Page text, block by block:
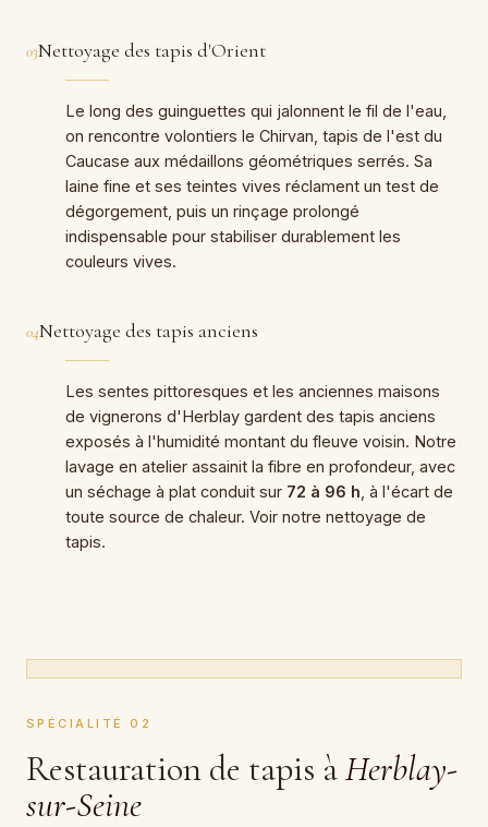
03Nettoyage des tapis d'Orient
Le long des guinguettes qui jalonnent le fil de l'eau,
on rencontre volontiers le Chirvan, tapis de l'est du
Caucase aux médaillons géométriques serrés. Sa
laine fine et ses teintes vives réclament un test de
dégorgement, puis un rinçage prolongé
indispensable pour stabiliser durablement les
couleurs vives.
04Nettoyage des tapis anciens
Les sentes pittoresques et les anciennes maisons
de vignerons d'Herblay gardent des tapis anciens
exposés à l'humidité montant du fleuve voisin. Notre
lavage en atelier assainit la fibre en profondeur, avec
un séchage à plat conduit sur 72 à 96 h , à l'écart de
toute source de chaleur. Voir notre nettoyage de
tapis.
SPÉCIALITÉ 02
Restauration de tapis àHerblay-
sur-Seine